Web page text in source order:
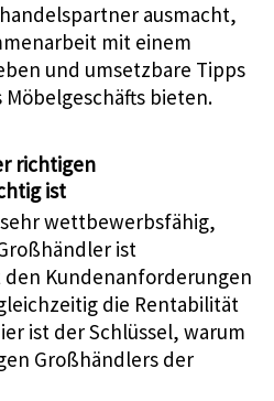
ausmacht,
mit einem
und umsetzbare Tipps
bieten.
richtigen
ist
wettbewerbsfähig,
ist
Kundenanforderungen
die Rentabilität
ist der Schlüssel, warum
Großhändlers der